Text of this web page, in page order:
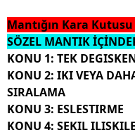
Mantığın Kara Kutusu
SÖZEL MANTIK
KONU 1: TEK
KONU 2: IKI VEYA
SIRALAMA
KONU 3: ESLESTIRME
KONU 4: SEKIL